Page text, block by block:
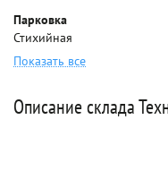
Парковка
Стихийная
Показать все
Описание склада